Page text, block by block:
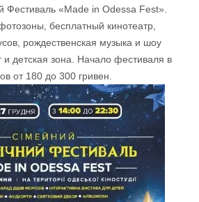
Фестиваль «Made in Odessa Fest».
бесплатный кинотеатр,
рождественская музыка и шоу
детская зона. Начало фестиваля в
от 180 до 300 гривен.